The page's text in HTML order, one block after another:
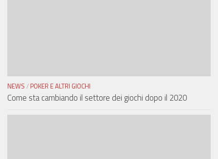
NEWS / POKER E ALTRI GIOCHI
Come sta cambiando il settore dei giochi dopo il 2020